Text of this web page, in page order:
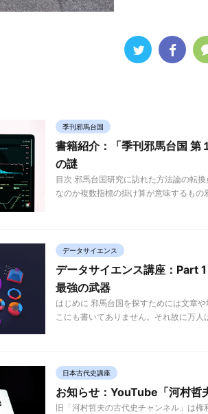
季刊邪馬台国
書籍紹介：「季刊邪馬台国 第
の謎
目次 邪馬台国研究に訪れた方法論の転
なのか複数指標の掛け算が意味するも
データサイエンス
データサイエンス講座：Part
最強の武器
はじめに 邪馬台国を探すためには文章
こにも書いてありません。それ故に万
日本古代史講座
お知らせ：YouTube「河村哲
旧「河村哲夫の古代史チャンネル」は